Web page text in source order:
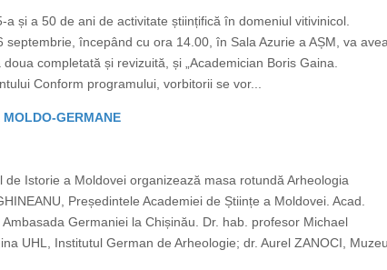
și a 50 de ani de activitate științifică în domeniul vitivinicol.
începând cu ora 14.00, în Sala Azurie a AȘM, va avea
completată și revizuită, și „Academician Boris Gaina.
Conform programului, vorbitorii se vor...
GERMANE
Istorie a Moldovei organizează masa rotundă Arheologia
Președintele Academiei de Științe a Moldovei. Acad.
Germaniei la Chișinău. Dr. hab. profesor Michael
UHL, Institutul German de Arheologie; dr. Aurel ZANOCI,